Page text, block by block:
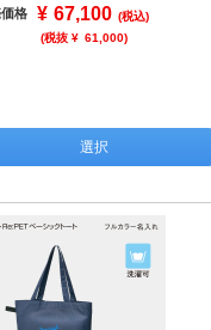
格 ¥ 67,100 (税込)
(税抜 ¥ 61,000)
選択